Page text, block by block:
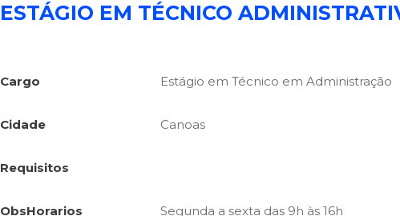
ESTÁGIO EM TÉCNICO
Cargo Estágio em Técnico em Administração
Cidade Canoas
Requisitos
ObsHorarios Segunda a sexta das 9h às 16h